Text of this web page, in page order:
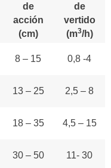
de
acción
(cm)
de
vertido
(m3/h)
8 – 15 0,8 -4
13 – 25 2,5 – 8
18 – 35 4,5 – 15
30 – 50 11- 30